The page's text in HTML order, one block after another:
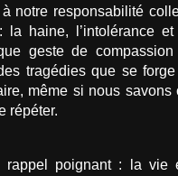
notre responsabilité
la haine, l’intolérance
geste de compassion
tragédies que se
même si nous
répéter.
rappel poignant : la vie